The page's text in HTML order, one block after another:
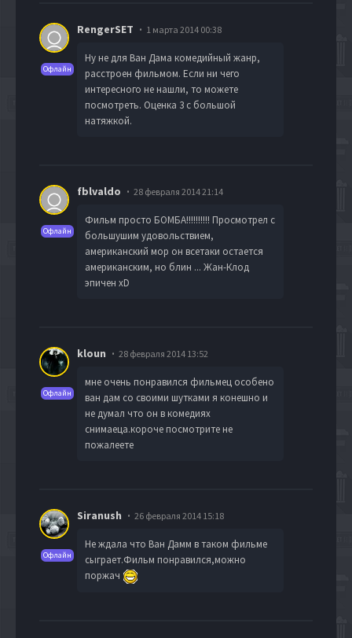
Офлайн
RengerSET 1 марта 2014 00:38
Ну не для Ван Дама комедийный жанр,
расстроен фильмом. Если ни чего
интересного не нашли, то можете
посмотреть. Оценка 3 с большой
натяжкой.
Офлайн
fblvaldo 28 февраля 2014 21:14
Фильм просто БОМБА!!!!!!!!!! Просмотрел с
большушим удовольствием,
американский мор он всетаки остается
американским, но блин ... Жан-Клод
эпичен xD
Офлайн
kloun 28 февраля 2014 13:52
мне очень понравился фильмец особено
ван дам со своими шутками я конешно и
не думал что он в комедиях
снимаеца.короче посмотрите не
пожалеете
Офлайн
Siranush 26 февраля 2014 15:18
Не ждала что Ван Дамм в таком фильме
сыграет.Фильм понравился,можно
поржач